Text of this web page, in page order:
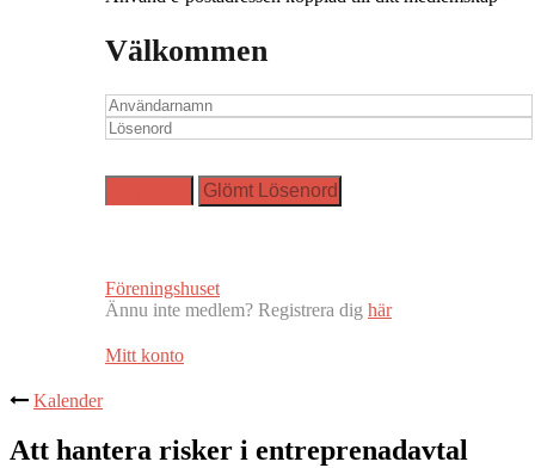
Välkommen
Föreningshuset
Ännu inte medlem? Registrera dig här
Mitt konto
Kalender
Att hantera risker i entreprenadavtal